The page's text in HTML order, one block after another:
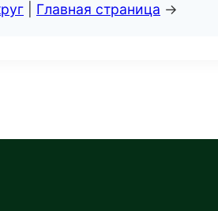
Главная страница →